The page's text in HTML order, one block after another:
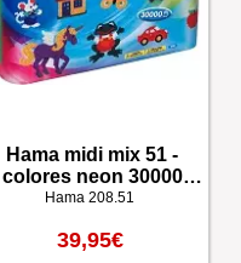
Hama midi mix 51 -
colores neon 30000
piezas
Hama 208.51
39,95€